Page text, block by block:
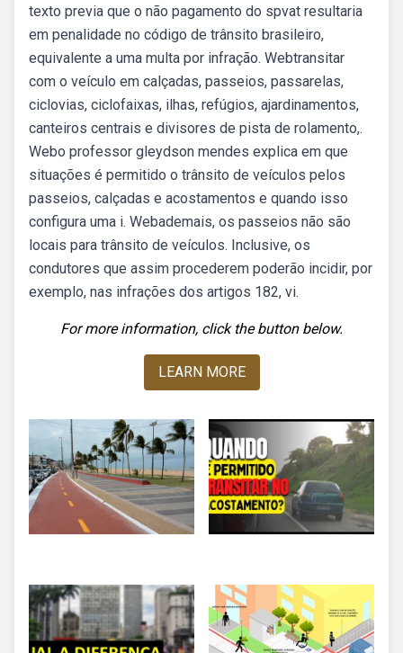
texto previa que o não pagamento do spvat resultaria
em penalidade no código de trânsito brasileiro,
equivalente a uma multa por infração. Webtransitar
com o veículo em calçadas, passeios, passarelas,
ciclovias, ciclofaixas, ilhas, refúgios, ajardinamentos,
canteiros centrais e divisores de pista de rolamento,.
Webo professor gleydson mendes explica em que
situações é permitido o trânsito de veículos pelos
passeios, calçadas e acostamentos e quando isso
configura uma i. Webademais, os passeios não são
locais para trânsito de veículos. Inclusive, os
condutores que assim procederem poderão incidir, por
exemplo, nas infrações dos artigos 182, vi.
For more information, click the button below.
LEARN MORE